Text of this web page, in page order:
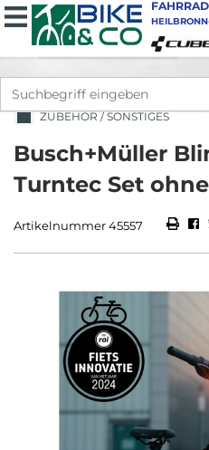
ZUBEHÖR / SONSTIGES
Busch+Müller
Turntec Set
Artikelnummer 45557